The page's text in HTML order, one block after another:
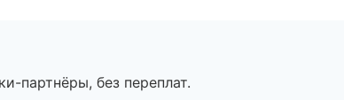
партнёры, без переплат.